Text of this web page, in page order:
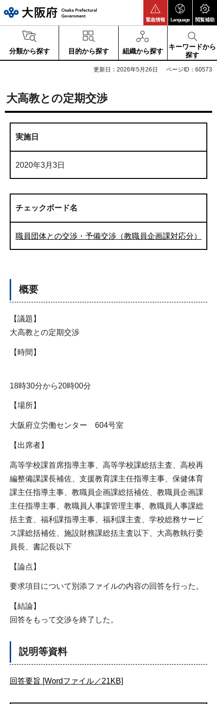
緊急情報 Language 閲覧補助
分類から探す 目的から探す 組織から探す
キーワードから
探す
更新日：2026年5月26日 ページID：60573
大高教との定期交渉
実施日
2020年3月3日
チェックボード名
職員団体との交渉・予備交渉（教職員企画課対応分）
概要
【議題】
大高教との定期交渉
【時間】
18時30分から20時00分
【場所】
大阪府立労働センター 604号室
【出席者】
高等学校課首席指導主事、高等学校課総括主査、高校再
編整備課課長補佐、支援教育課主任指導主事、保健体育
課主任指導主事、教職員企画課総括補佐、教職員企画課
主任指導主事、教職員人事課管理主事、教職員人事課総
括主査、福利課指導主事、福利課主査、学校総務サービ
ス課総括補佐、施設財務課総括主査以下、大高教執行委
員長、書記長以下
【論点】
要求項目について別添ファイルの内容の回答を行った。
【結論】
回答をもって交渉を終了した。
説明等資料
回答要旨 [Wordファイル／21KB]